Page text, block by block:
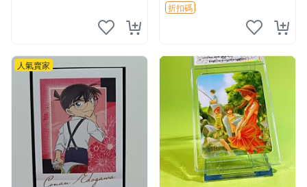
折扣碼
人氣賣家